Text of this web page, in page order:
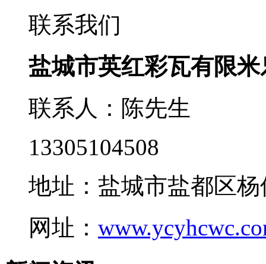
联系我们
盐城市英红彩瓦有限
联系人：陈先生
13305104508
地址：盐城市盐都区
网址：